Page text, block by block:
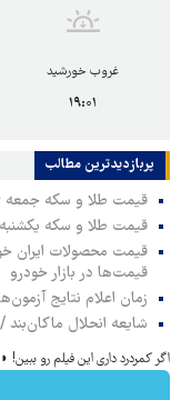
غروب خورشید
۱۹:۰۱
پربازدیدترین‌ مطالب
قیمت طلا و سکه جمعه ۱۶ مرداد ۱۴۰۵/ طلای ۱۸ عیار امروز چند؟
قیمت طلا و سکه یکشنبه ۱۱ مرداد ۱۴۰۵/ ریزش سنگین سکه امامی
قیمت‌ها در بازار خودرو
زمان اعلام نتایج
شایعه انحلال
اگر کمردرد داری این فیلم رو